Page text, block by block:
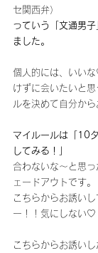
セ関西弁）
っていう「文通男
ました。
個人的には、いい
けずに会いたいと
ルを決めて自分から
マイルールは「10
してみる！」
合わないな～と思
ェードアウトです。
こちらからお誘い
ー！！気にしない♡
こちらからお誘い